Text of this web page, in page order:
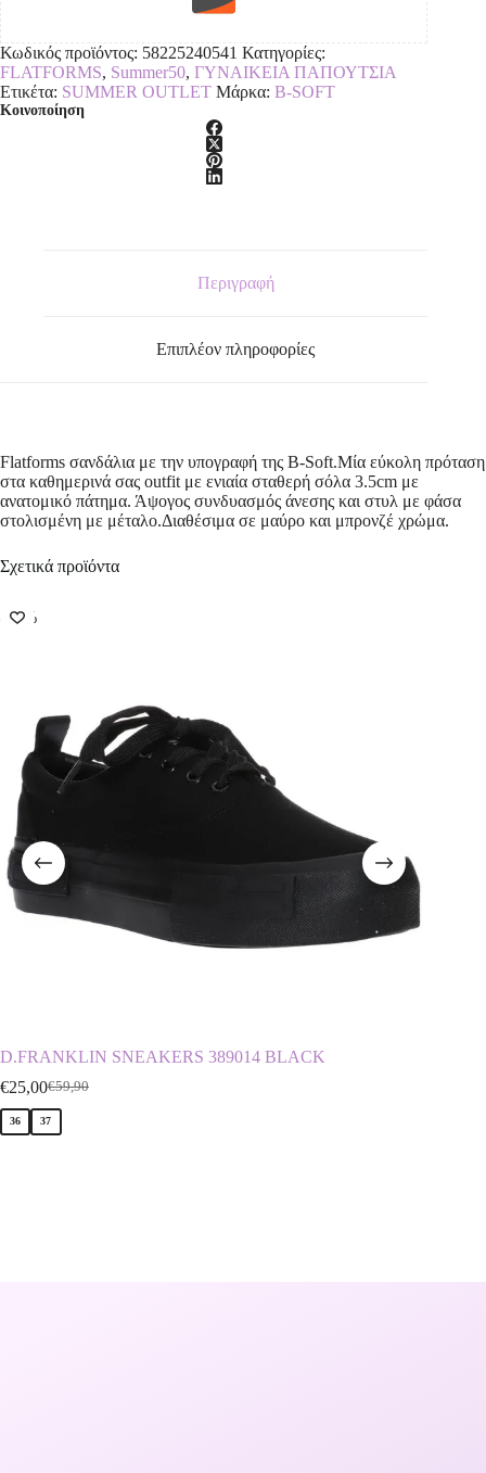
Κωδικός προϊόντος: 58225240541 Κατηγορίες:
FLATFORMS, Summer50, ΓΥΝΑΙΚΕΙΑ ΠΑΠΟΥΤΣΙΑ
Ετικέτα: SUMMER OUTLET Μάρκα: B-SOFT
Κοινοποίηση
Περιγραφή
Επιπλέον πληροφορίες
Flatforms σανδάλια με την υπογραφή της B-Soft.Μία εύκολη πρόταση
στα καθημερινά σας outfit με ενιαία σταθερή σόλα 3.5cm με
ανατομικό πάτημα. Άψογος συνδυασμός άνεσης και στυλ με φάσα
στολισμένη με μέταλο.Διαθέσιμα σε μαύρο και μπρονζέ χρώμα.
Σχετικά προϊόντα
-58%
D.FRANKLIN SNEAKERS 389014 BLACK
€59,90
€25,00
36 37